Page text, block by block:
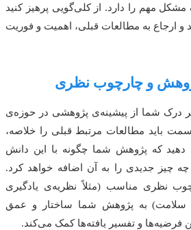
مهم را دارد. از کلی‌گویی پرهیز کنید
و ارجاع به مطالعات قبلی، اهمیت و فوریت
و چارچوب نظری
درک شما از پیشینه‌ی پژوهشی در حوزه‌ی
باید مطالعات مرتبط قبلی را خلاصه،
دهید که پژوهش شما چگونه با این دانش
چیز جدیدی را به آن اضافه خواهد کرد.
نظری مناسب (مثلاً نظریه‌ی یادگیری
سلامت) به پژوهش شما ساختار و عمق
فرضیه‌ها و تفسیر یافته‌ها کمک می‌کند.